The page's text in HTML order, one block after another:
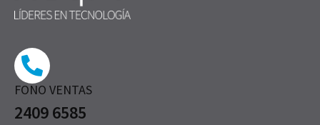
FONO VENTAS
2409 6585